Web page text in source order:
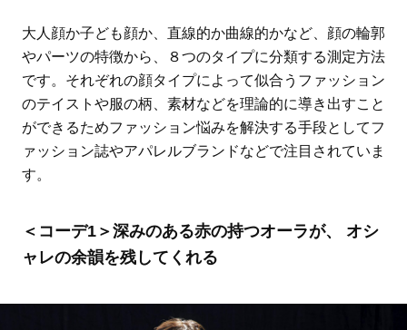
大人顔か子ども顔か、直線的か曲線的かなど、顔の輪郭
やパーツの特徴から、８つのタイプに分類する測定方法
です。それぞれの顔タイプによって似合うファッション
のテイストや服の柄、素材などを理論的に導き出すこと
ができるためファッション悩みを解決する手段としてフ
ァッション誌やアパレルブランドなどで注目されていま
す。
＜コーデ1＞深みのある赤の持つオーラが、 オシ
ャレの余韻を残してくれる